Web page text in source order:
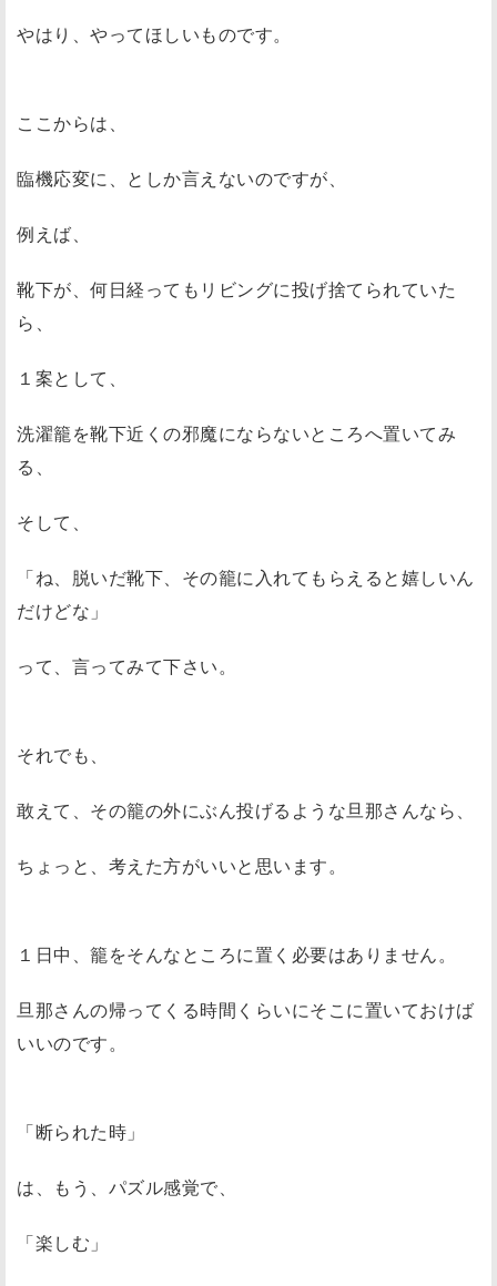
やはり、やってほしいものです。
ここからは、
臨機応変に、としか言えないのですが、
例えば、
靴下が、何日経ってもリビングに投げ捨てられていた
ら、
１案として、
洗濯籠を靴下近くの邪魔にならないところへ置いてみ
る、
そして、
「ね、脱いだ靴下、その籠に入れてもらえると嬉しいん
だけどな」
って、言ってみて下さい。
それでも、
敢えて、その籠の外にぶん投げるような旦那さんなら、
ちょっと、考えた方がいいと思います。
１日中、籠をそんなところに置く必要はありません。
旦那さんの帰ってくる時間くらいにそこに置いておけば
いいのです。
「断られた時」
は、もう、パズル感覚で、
「楽しむ」